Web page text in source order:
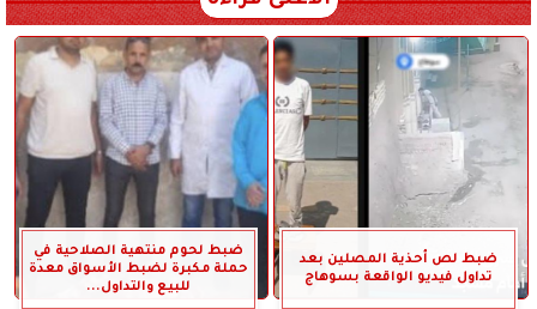
ضبط لص أحذية المصلين بعد
تداول فيديو الواقعة بسوهاج
ضبط لحوم منتهية الصلاحية في
حملة مكبرة لضبط الأسواق معدة
للبيع والتداول...